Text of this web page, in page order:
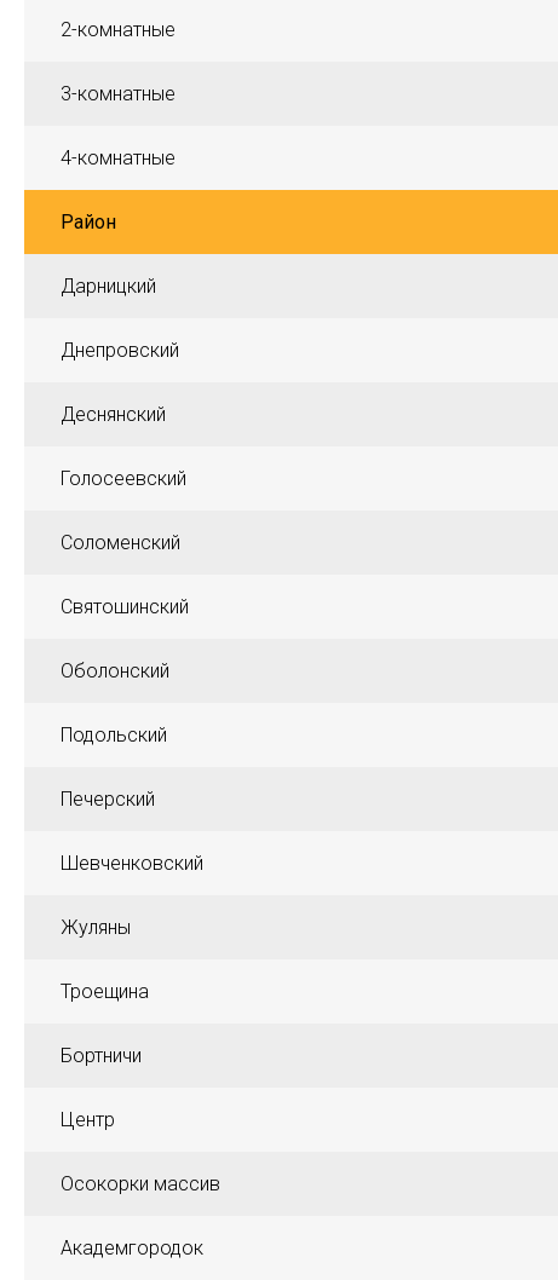
2-комнатные
3-комнатные
4-комнатные
Район
Дарницкий
Днепровский
Деснянский
Голосеевский
Соломенский
Святошинский
Оболонский
Подольский
Печерский
Шевченковский
Жуляны
Троещина
Бортничи
Центр
Осокорки массив
Академгородок